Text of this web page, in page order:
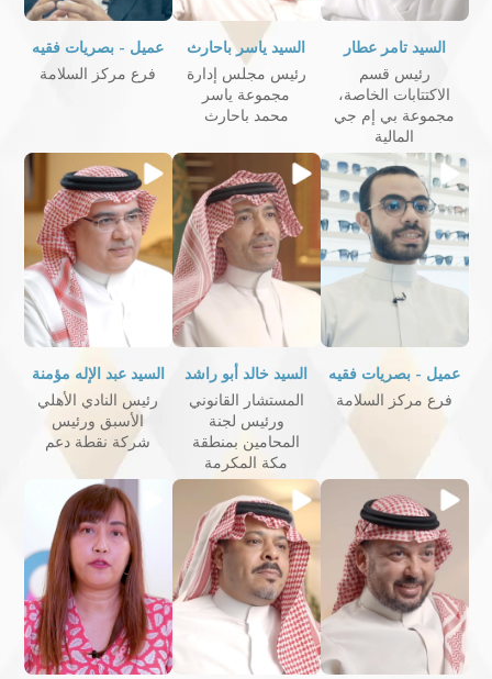
السيد تامر عطار
رئيس قسم
الاكتتابات الخاصة،
مجموعة بي إم جي
المالية
السيد ياسر باحارث
رئيس مجلس إدارة
مجموعة ياسر
محمد باحارث
عميل - بصريات فقيه
فرع مركز السلامة
عميل - بصريات فقيه
فرع مركز السلامة
السيد خالد أبو راشد
المستشار القانوني
ورئيس لجنة
المحامين بمنطقة
مكة المكرمة
السيد عبد الإله مؤمنة
رئيس النادي الأهلي
الأسبق ورئيس
شركة نقطة دعم